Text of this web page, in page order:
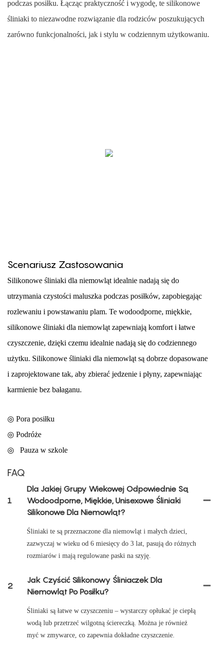
podczas posiłku. Łącząc praktyczność i wygodę, te silikonowe
śliniaki to niezawodne rozwiązanie dla rodziców poszukujących
zarówno funkcjonalności, jak i stylu w codziennym użytkowaniu.
Scenariusz Zastosowania
Silikonowe śliniaki dla niemowląt idealnie nadają się do
utrzymania czystości maluszka podczas posiłków, zapobiegając
rozlewaniu i powstawaniu plam. Te wodoodporne, miękkie,
silikonowe śliniaki dla niemowląt zapewniają komfort i łatwe
czyszczenie, dzięki czemu idealnie nadają się do codziennego
użytku. Silikonowe śliniaki dla niemowląt są dobrze dopasowane
i zaprojektowane tak, aby zbierać jedzenie i płyny, zapewniając
karmienie bez bałaganu.
◎ Pora posiłku
◎ Podróże
◎
Pauza w szkole
FAQ
1
Dla Jakiej Grupy Wiekowej Odpowiednie Są
Wodoodporne, Miękkie, Unisexowe Śliniaki
Silikonowe Dla Niemowląt?
Śliniaki te są przeznaczone dla niemowląt i małych dzieci,
zazwyczaj w wieku od 6 miesięcy do 3 lat, pasują do różnych
rozmiarów i mają regulowane paski na szyję.
2
Jak Czyścić Silikonowy Śliniaczek Dla
Niemowląt Po Posiłku?
Śliniaki są łatwe w czyszczeniu – wystarczy opłukać je ciepłą
wodą lub przetrzeć wilgotną ściereczką. Można je również
myć w zmywarce, co zapewnia dokładne czyszczenie.